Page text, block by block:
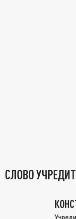
СЛОВО